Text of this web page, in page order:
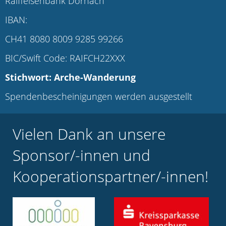
IBAN:
CH41 8080 8009 9285 99266
BIC/Swift Code: RAIFCH22XXX
Stichwort: Arche-Wanderung
Spendenbescheinigungen werden ausgestellt
Vielen Dank an unsere
Sponsor/-innen und
Kooperationspartner/-innen!